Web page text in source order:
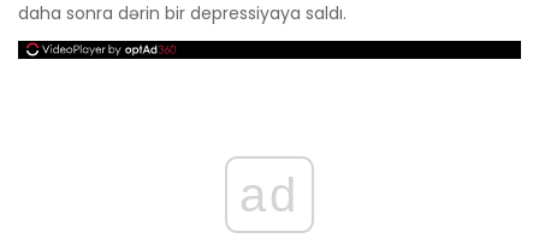
daha sonra dərin bir depressiyaya saldı.
ad